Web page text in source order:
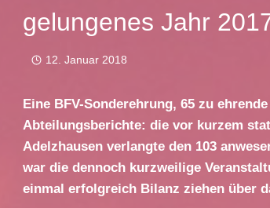
gelungenes Jahr
12. Januar 2018
Eine BFV-Sonderehrung, 65 zu
Abteilungsberichte: die vor kurzem
Adelzhausen verlangte den 103
war die dennoch kurzweilige
einmal erfolgreich Bilanz ziehen über